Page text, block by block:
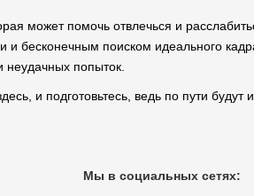
может помочь отвлечься и
и бесконечным поиском идеального
попыток.
и подготовьтесь, ведь по пути будут
Мы в социальных сетях: